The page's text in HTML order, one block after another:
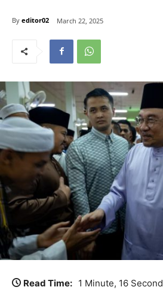
By editor02 March 22, 2025
Read Time: 1 Minute, 16 Second